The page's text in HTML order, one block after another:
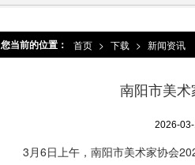
您当前的位置： 首页 > 下载 > 新闻资讯
南阳市美术
2026-
3月6日上午，南阳市美术家协会